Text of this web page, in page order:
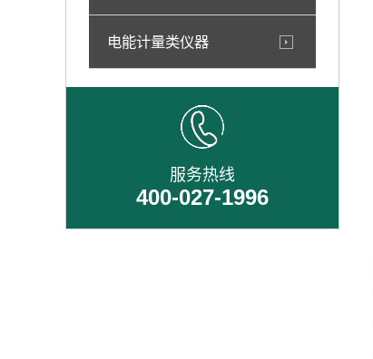
电能计量类仪器
服务热线
400-027-1996